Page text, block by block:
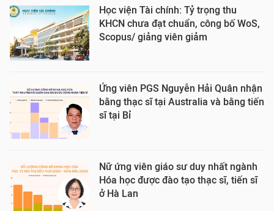
Học viện Tài chính: Tỷ trọng thu
KHCN chưa đạt chuẩn, công bố WoS,
Scopus/ giảng viên giảm
Ứng viên PGS Nguyễn Hải Quân nhận
bằng thạc sĩ tại Australia và bằng tiến
sĩ tại Bỉ
Nữ ứng viên giáo sư duy nhất ngành
Hóa học được đào tạo thạc sĩ, tiến sĩ
ở Hà Lan